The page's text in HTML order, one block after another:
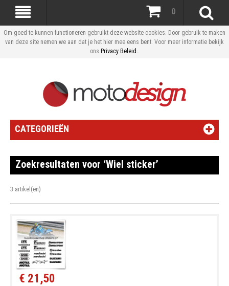
Om goed te kunnen functioneren gebruikt deze website cookies. Door gebruik te maken
van deze site nemen we aan dat je het hier mee eens bent. Voor meer informatie bekijk
ons Privacy Beleid..
0
CATEGORIEËN
Zoekresultaten voor ‘Wiel sticker’
3 artikel(en)
€ 21,50